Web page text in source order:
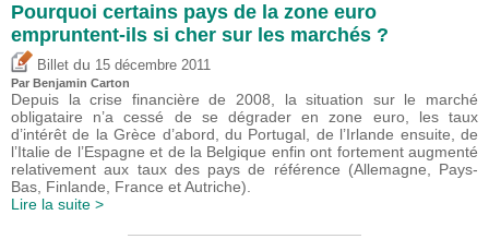
Pourquoi certains pays de la zone euro
empruntent-ils si cher sur les marchés ?
Billet du 15 décembre 2011
Par Benjamin Carton
Depuis la crise financière de 2008, la situation sur le marché
obligataire n’a cessé de se dégrader en zone euro, les taux
d’intérêt de la Grèce d’abord, du Portugal, de l’Irlande ensuite, de
l’Italie de l’Espagne et de la Belgique enfin ont fortement augmenté
relativement aux taux des pays de référence (Allemagne, Pays-
Bas, Finlande, France et Autriche).
Lire la suite >